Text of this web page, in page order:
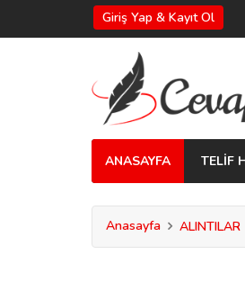
Giriş Yap & Kayıt Ol
ANASAYFA TELİF
Anasayfa ALINTILAR